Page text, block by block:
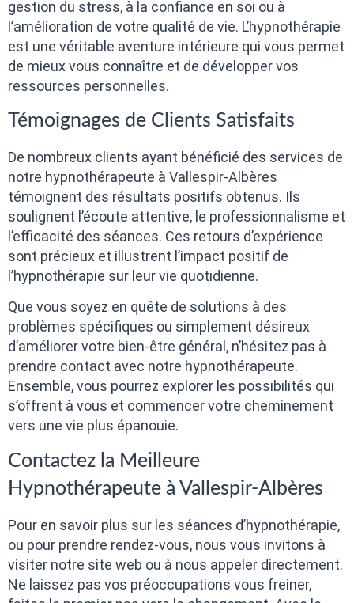
gestion du stress, à la confiance en soi ou à
l’amélioration de votre qualité de vie. L’hypnothérapie
est une véritable aventure intérieure qui vous permet
de mieux vous connaître et de développer vos
ressources personnelles.
Témoignages de Clients Satisfaits
De nombreux clients ayant bénéficié des services de
notre hypnothérapeute à Vallespir-Albères
témoignent des résultats positifs obtenus. Ils
soulignent l’écoute attentive, le professionnalisme et
l’efficacité des séances. Ces retours d’expérience
sont précieux et illustrent l’impact positif de
l’hypnothérapie sur leur vie quotidienne.
Que vous soyez en quête de solutions à des
problèmes spécifiques ou simplement désireux
d’améliorer votre bien-être général, n’hésitez pas à
prendre contact avec notre hypnothérapeute.
Ensemble, vous pourrez explorer les possibilités qui
s’offrent à vous et commencer votre cheminement
vers une vie plus épanouie.
Contactez la Meilleure
Hypnothérapeute à Vallespir-Albères
Pour en savoir plus sur les séances d’hypnothérapie,
ou pour prendre rendez-vous, nous vous invitons à
visiter notre site web ou à nous appeler directement.
Ne laissez pas vos préoccupations vous freiner,